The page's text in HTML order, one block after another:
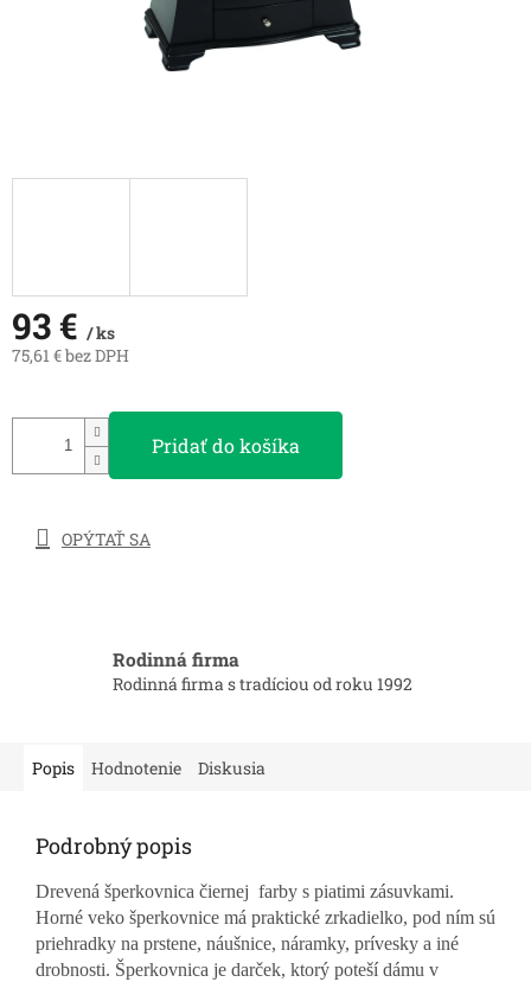
93 € / ks
75,61 € bez DPH
Pridať do košíka
OPÝTAŤ SA
Rodinná firma
Rodinná firma s tradíciou od roku 1992
Popis Hodnotenie Diskusia
Podrobný popis
Drevená šperkovnica čiernej farby s piatimi zásuvkami.
Horné veko šperkovnice má praktické zrkadielko, pod ním sú
priehradky na prstene, náušnice, náramky, prívesky a iné
drobnosti. Šperkovnica je darček, ktorý poteší dámu v